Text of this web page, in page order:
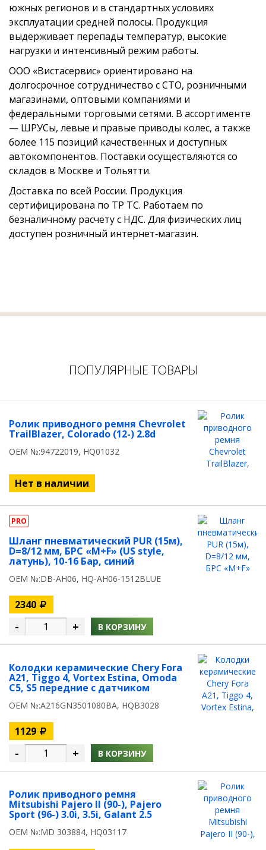
южных регионов и в стандартных условиях
эксплуатации средней полосы. Продукция
выдерживает перепады температур, высокие
нагрузки и интенсивный режим работы.
ООО «Вистасервис» ориентировано на
долгосрочное сотрудничество с СТО, розничными
магазинами, оптовыми компаниями и
федеральными торговыми сетями. В ассортименте
— ШРУСы, левые и правые приводы колес, а также
более 115 позиций качественных и доступных
автокомпонентов. Поставки осуществляются со
складов в Москве и Тольятти.
Доставка по всей России. Продукция
сертифицирована по ТР ТС. Работаем по
безналичному расчету с НДС. Для физических лиц
доступен розничный интернет‑магазин.
ПОПУЛЯРНЫЕ ТОВАРЫ
Ролик приводного ремня Chevrolet
TrailBlazer, Colorado (12-) 2.8d
OEM №:94722019, HQ01032
Нет в наличии
PRO
Шланг пневматический PUR (15м),
D=8/12 мм, БРС «M+F» (US style,
латунь), 10-16 Бар, синий
OEM №:DB-AH06, HQ-AH06-1512BLUE
2340
- + В КОРЗИНУ
Колодки керамические Chery Fora
A21, Tiggo 4, Vortex Estina, Omoda
C5, S5 передние c датчиком
OEM №:A216GN3501080BA, HQB3028
1129
- + В КОРЗИНУ
Ролик приводного ремня
Mitsubishi Pajero II (90-), Pajero
Sport (96-) 3.0i, 3.5i, Galant 2.5
OEM №:MD 303884, HQ03117